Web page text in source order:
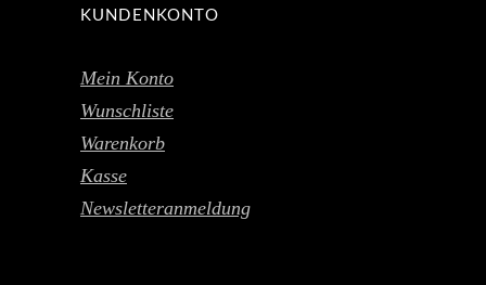
KUNDENKONTO
Mein Konto
Wunschliste
Warenkorb
Kasse
Newsletteranmeldung